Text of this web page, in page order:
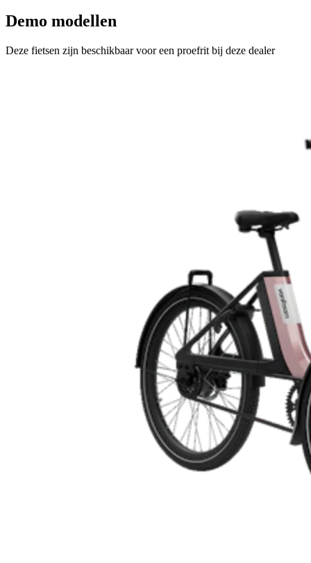
Demo modellen
Deze fietsen zijn beschikbaar voor een proefrit bij deze dealer